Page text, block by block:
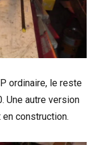
ordinaire, le reste
Une autre version
construction.